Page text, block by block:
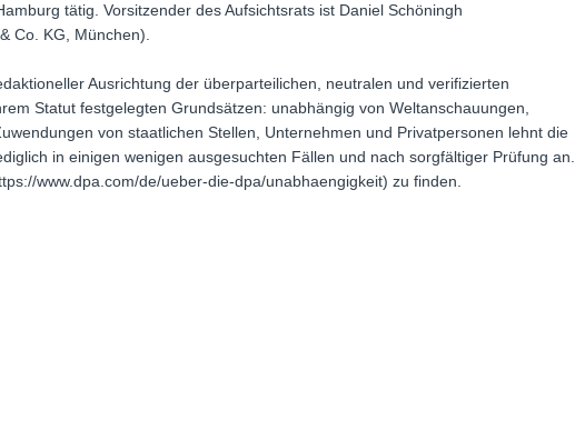
tätig. Vorsitzender des Aufsichtsrats ist Daniel Schöningh
Co. KG, München).
Ausrichtung der überparteilichen, neutralen und verifizierten
Statut festgelegten Grundsätzen: unabhängig von Weltanschauungen,
von staatlichen Stellen, Unternehmen und Privatpersonen lehnt die
in einigen wenigen ausgesuchten Fällen und nach sorgfältiger Prüfung an.
www.dpa.com/de/ueber-die-dpa/unabhaengigkeit) zu finden.